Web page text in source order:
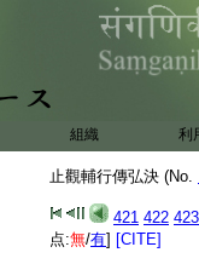
組織 利
止觀輔行傳弘決 (No.
421 422 423
点:無/有] [CITE]
特勝等因因縁發。
從所依故云因根本
依心依根本發。判
同慈心。故云例此
經即作三昧之名。
者。次判事理。此
破惑。如密室下擧
明燈。由五停故能
爲慧。但是事觀不
聞因縁即能破惑。
聞慧者。正指四念